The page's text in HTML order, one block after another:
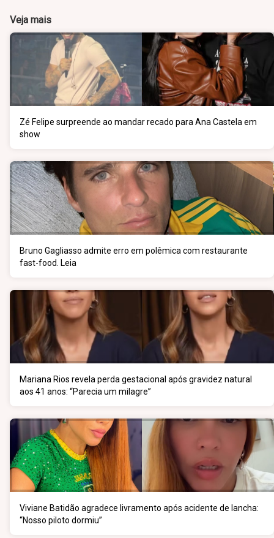
Veja mais
Zé Felipe surpreende ao mandar recado para Ana Castela em
show
Bruno Gagliasso admite erro em polêmica com restaurante
fast-food. Leia
Mariana Rios revela perda gestacional após gravidez natural
aos 41 anos: “Parecia um milagre”
Viviane Batidão agradece livramento após acidente de lancha:
“Nosso piloto dormiu”